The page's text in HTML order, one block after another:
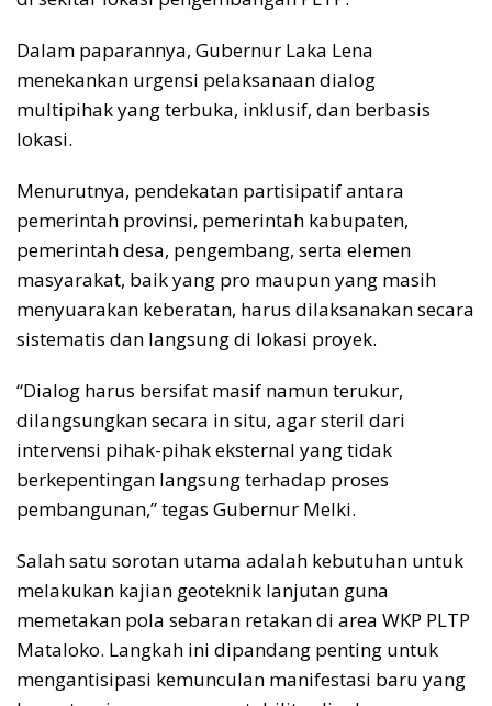
Dalam paparannya, Gubernur Laka Lena
menekankan urgensi pelaksanaan dialog
multipihak yang terbuka, inklusif, dan berbasis
lokasi.
Menurutnya, pendekatan partisipatif antara
pemerintah provinsi, pemerintah kabupaten,
pemerintah desa, pengembang, serta elemen
masyarakat, baik yang pro maupun yang masih
menyuarakan keberatan, harus dilaksanakan secara
sistematis dan langsung di lokasi proyek.
“Dialog harus bersifat masif namun terukur,
dilangsungkan secara in situ, agar steril dari
intervensi pihak-pihak eksternal yang tidak
berkepentingan langsung terhadap proses
pembangunan,” tegas Gubernur Melki.
Salah satu sorotan utama adalah kebutuhan untuk
melakukan kajian geoteknik lanjutan guna
memetakan pola sebaran retakan di area WKP PLTP
Mataloko. Langkah ini dipandang penting untuk
mengantisipasi kemunculan manifestasi baru yang